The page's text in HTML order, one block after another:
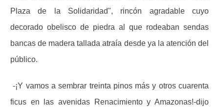
Plaza de la Solidaridad", rincón agradable cuyo
decorado obelisco de piedra al que rodeaban sendas
bancas de madera tallada atraía desde ya la atención del
público.
-¡Y vamos a sembrar treinta pinos más y otros cuarenta
ficus en las avenidas Renacimiento y Amazonas!-dijo